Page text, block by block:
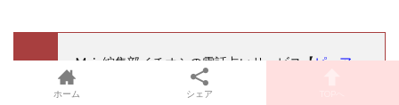
Myin編集部イチオシの電話占いサービス【ピュア
ホーム シェア